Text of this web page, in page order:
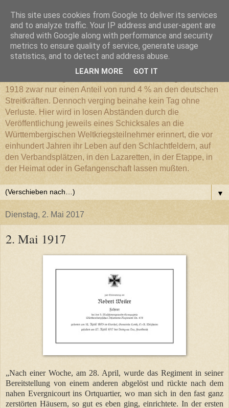
Württembergischer
Weltkriegs-Blog
1918 zwar nur einen Anteil von rund 4 % an den deutschen
Streitkräften. Dennoch verging beinahe kein Tag ohne
Verluste. Hier wird in losen Abständen durch die
Veröffentlichung jeweils eines Schicksales an die
Württembergischen Weltkriegsteilnehmer erinnert, die vor
einhundert Jahren ihr Leben auf den Schlachtfeldern, auf
den Verbandsplätzen, in den Lazaretten, in der Etappe, in
der Heimat oder in Gefangenschaft lassen mußten.
▼
Dienstag, 2. Mai 2017
2. Mai 1917
„Nach einer Woche, am 28. April, wurde das Regiment in seiner
Bereitstellung von einem anderen abgelöst und rückte nach dem
nahen Evergnicourt ins Ortquartier, wo man sich in den fast ganz
zerstörten Häusern, so gut es eben ging, einrichtete. In der ersten
This site uses cookies from Google to deliver its services
and to analyze traffic. Your IP address and user-agent are
shared with Google along with performance and security
metrics to ensure quality of service, generate usage
statistics, and to detect and address abuse.
LEARN MORE GOT IT